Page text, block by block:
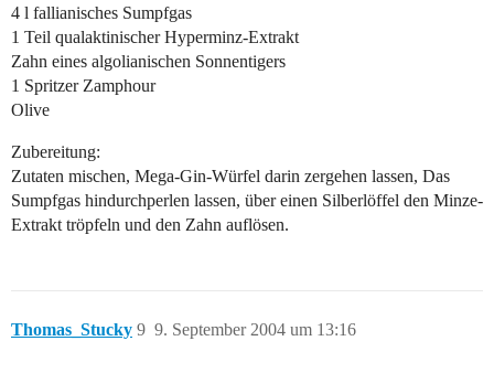
4 l fallianisches Sumpfgas
1 Teil qualaktinischer Hyperminz-Extrakt
Zahn eines algolianischen Sonnentigers
1 Spritzer Zamphour
Olive
Zubereitung:
Zutaten mischen, Mega-Gin-Würfel darin zergehen lassen, Das
Sumpfgas hindurchperlen lassen, über einen Silberlöffel den Minze-
Extrakt tröpfeln und den Zahn auflösen.
Thomas_Stucky 9. September 2004 um 13:16
9